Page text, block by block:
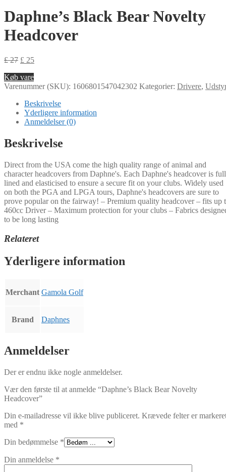
Daphne’s Black Bear Novelty
Headcover
£27 £ 25
Køb vare
Varenummer (SKU): 1606801547042302 Kategorier: Drivere,
Beskrivelse
Yderligere information
Anmeldelser (0)
Beskrivelse
Direct from the USA come the high quality range of animal and
character headcovers from Daphne's. Each Daphne's headcover is
lined and elasticised to ensure a secure fit on your clubs. Widely used
on both the PGA and LPGA tours, Daphne's headcovers are sure to
prove popular on the fairway! – Premium quality headcover – fits up
460cc Driver – Maximum protection for your clubs – Fabrics
to be long lasting
Relateret
Yderligere information
Merchant Gamola Golf
Brand Daphnes
Anmeldelser
Der er endnu ikke nogle anmeldelser.
Vær den første til at anmelde “Daphne’s Black Bear Novelty
Headcover”
Din e-mailadresse vil ikke blive publiceret. Krævede felter er
med *
Din bedømmelse *
Din anmeldelse *